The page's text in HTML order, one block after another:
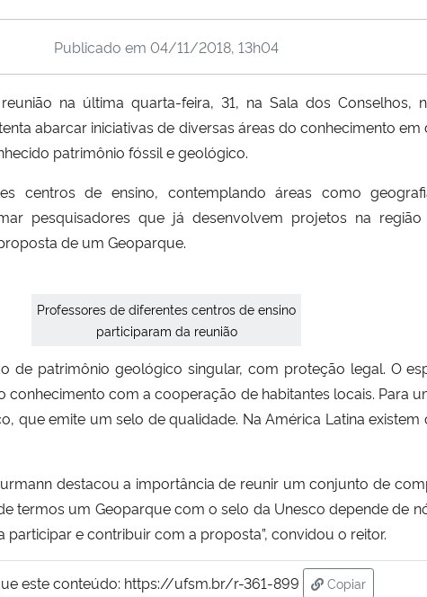
Publicado em 04/11/2018, 13h04
na última quarta-feira, 31, na Sala dos Conselhos,
abarcar iniciativas de diversas áreas do conhecimento
patrimônio fóssil e geológico.
centros de ensino, contemplando áreas como
pesquisadores que já desenvolvem projetos na
de um Geoparque.
Professores de diferentes centros de ensino
participaram da reunião
de patrimônio geológico singular, com proteção legal. O
com a cooperação de habitantes locais. Para
que emite um selo de qualidade. Na América Latina
destacou a importância de reunir um conjunto de
termos um Geoparque com o selo da Unesco depende de
e contribuir com a proposta”, convidou o reitor.
este conteúdo: https://ufsm.br/r-361-899
Copiar